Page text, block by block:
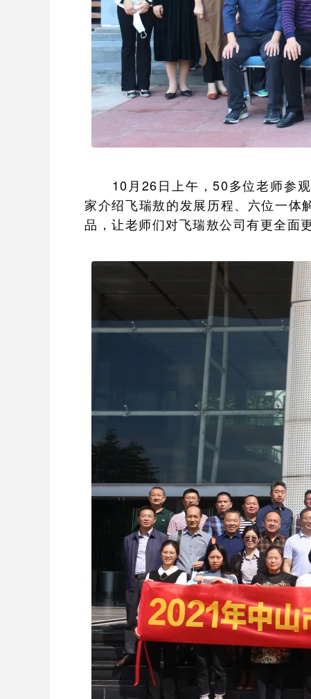
10月26日上午，50多位老师参观
家介绍飞瑞敖的发展历程、六位一体
品，让老师们对飞瑞敖公司有更全面